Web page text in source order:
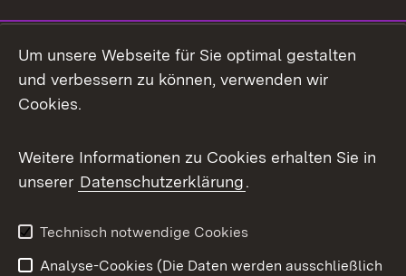
Facebook
X / Twitter
Youtube
Impressum
Kontakt
Um unsere Webseite für Sie optimal gestalten
und verbessern zu können, verwenden wir
Cookies.
Weitere Informationen zu Cookies erhalten Sie in
unserer Datenschutzerklärung.
Technisch notwendige Cookies
Analyse-Cookies (Die Daten werden ausschließlich